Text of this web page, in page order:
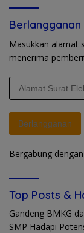
Masukkan alamat
menerima
Berlangganan
Bergabung
Top Posts &
Gandeng BMKG
SMP Hadapi